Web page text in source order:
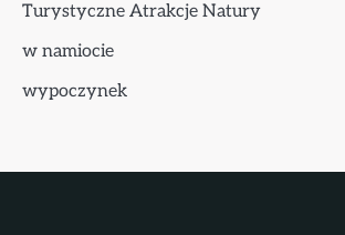
Turystyczne Atrakcje Natury
w namiocie
wypoczynek